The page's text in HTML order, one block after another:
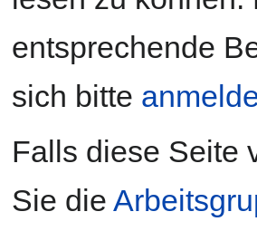
entsprechende
sich bitte
Falls diese Seite
Sie die